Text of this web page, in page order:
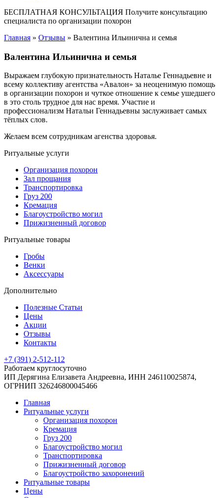
БЕСПЛАТНАЯ КОНСУЛЬТАЦИЯ Получите консультацию
специалиста по организации похорон
Главная » Отзывы » Валентина Ильинична и семья
Валентина Ильинична и семья
Выражаем глубокую признательность Наталье Геннадьевне и
всему коллективу агентства «Авалон» за неоценимую помощь
в организации похорон и чуткое отношение к семье ушедшего
в это столь трудное для нас время. Участие и
профессионализм Натальи Геннадьевны заслуживает самых
тёплых слов.
Желаем всем сотрудникам агенства здоровья.
Ритуальные услуги
Организация похорон
Зал прощания
Транспортировка
Груз 200
Кремация
Благоустройство могил
Прижизненный договор
Ритуальные товары
Гробы
Венки
Аксессуары
Дополнительно
Полезные Статьи
Цены
Акции
Отзывы
Контакты
+7 (391) 2-512-112
Работаем круглосуточно
ИП Дерягина Елизавета Андреевна, ИНН 246110025874,
ОГРНИП 326246800045466
Главная
Ритуальные услуги
Организация похорон
Кремация
Груз 200
Благоустройство могил
Транспортировка
Прижизненный договор
Благоустройство захоронений
Ритуальные товары
Цены